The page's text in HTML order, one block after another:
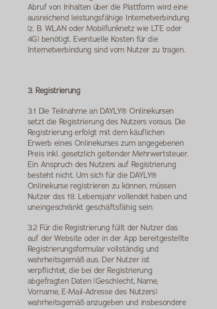
Abruf von Inhalten über die Plattform wird eine
ausreichend leistungsfähige Internetverbindung
(z. B. WLAN oder Mobilfunknetz wie LTE oder
4G) benötigt. Eventuelle Kosten für die
Internetverbindung sind vom Nutzer zu tragen.
3. Registrierung
3.1 Die Teilnahme an DAYLY® Onlinekursen
setzt die Registrierung des Nutzers voraus. Die
Registrierung erfolgt mit dem käuflichen
Erwerb eines Onlinekurses zum angegebenen
Preis inkl. gesetzlich geltender Mehrwertsteuer.
Ein Anspruch des Nutzers auf Registrierung
besteht nicht. Um sich für die DAYLY®
Onlinekurse registrieren zu können, müssen
Nutzer das 18. Lebensjahr vollendet haben und
uneingeschränkt geschäftsfähig sein.
3.2 Für die Registrierung füllt der Nutzer das
auf der Website oder in der App bereitgestellte
Registrierungsformular vollständig und
wahrheitsgemäß aus. Der Nutzer ist
verpflichtet, die bei der Registrierung
abgefragten Daten (Geschlecht, Name,
Vorname, E-Mail-Adresse des Nutzers)
wahrheitsgemäß anzugeben und insbesondere